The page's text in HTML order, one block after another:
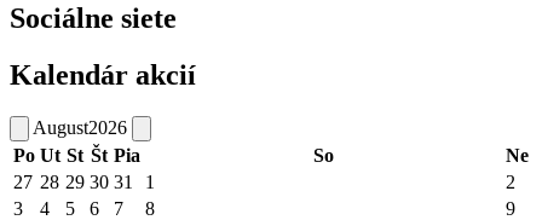
Sociálne siete
Kalendár akcií
August2026
Po Ut St Št Pia So
Ne
27 28 29 30 31 1
2
3
4 5 6 7 8 9